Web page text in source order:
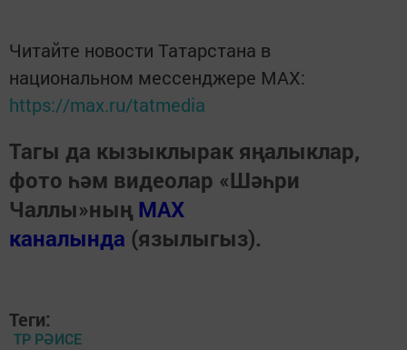
Читайте новости Татарстана в
национальном мессенджере MАХ:
https://max.ru/tatmedia
Тагы да кызыклырак яңалыклар,
фото һәм видеолар «Шәһри
Чаллы»ның MAX
каналында (язылыгыз).
Теги:
ТР РӘИСЕ